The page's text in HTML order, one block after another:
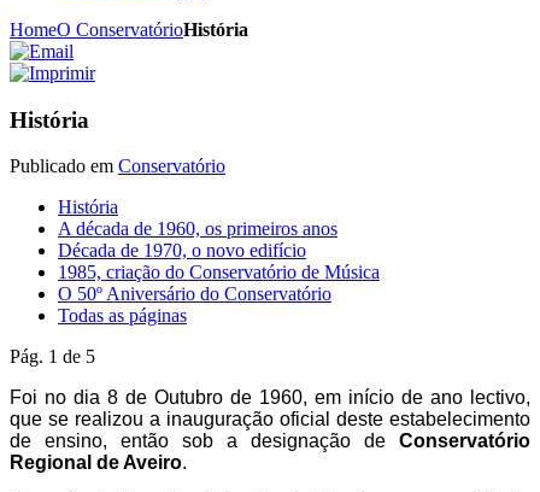
HomeO ConservatórioHistória
História
Publicado em Conservatório
História
A década de 1960, os primeiros anos
Década de 1970, o novo edifício
1985, criação do Conservatório de Música
O 50º Aniversário do Conservatório
Todas as páginas
Pág. 1 de 5
Foi no dia 8 de Outubro de 1960, em início de ano lectivo,
que se realizou a inauguração oficial deste estabelecimento
de ensino, então sob a designação de Conservatório
Regional de Aveiro.